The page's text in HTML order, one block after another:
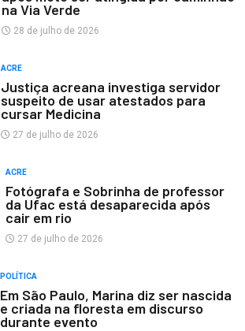
na Via Verde
28 de julho de 2026
ACRE
Justiça acreana investiga servidor
suspeito de usar atestados para
cursar Medicina
27 de julho de 2026
ACRE
Fotógrafa e Sobrinha de professor
da Ufac está desaparecida após
cair em rio
27 de julho de 2026
POLÍTICA
Em São Paulo, Marina diz ser nascida
e criada na floresta em discurso
durante evento